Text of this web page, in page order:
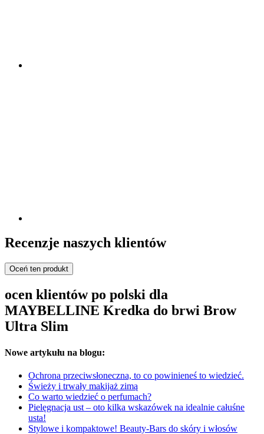
Recenzje naszych klientów
Oceń ten produkt
ocen klientów po polski dla
MAYBELLINE Kredka do brwi Brow
Ultra Slim
Nowe artykułu na blogu:
Ochrona przeciwsłoneczna, to co powinieneś to wiedzieć.
Świeży i trwały makijaż zimą
Co warto wiedzieć o perfumach?
Pielęgnacja ust – oto kilka wskazówek na idealnie całuśne
usta!
Stylowe i kompaktowe! Beauty-Bars do skóry i włosów